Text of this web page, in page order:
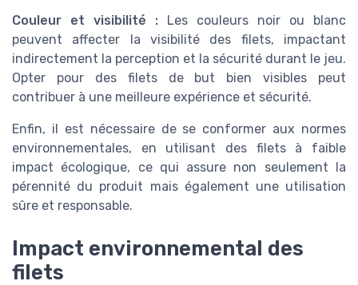
Couleur et visibilité : Les couleurs noir ou blanc
peuvent affecter la visibilité des filets, impactant
indirectement la perception et la sécurité durant le jeu.
Opter pour des filets de but bien visibles peut
contribuer à une meilleure expérience et sécurité.
Enfin, il est nécessaire de se conformer aux normes
environnementales, en utilisant des filets à faible
impact écologique, ce qui assure non seulement la
pérennité du produit mais également une utilisation
sûre et responsable.
Impact environnemental des
filets